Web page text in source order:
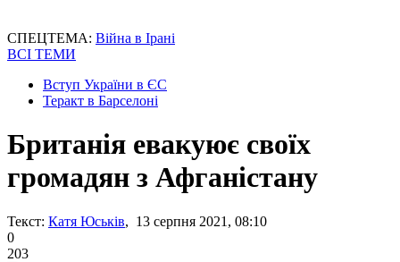
СПЕЦТЕМА: Війна в Ірані
ВСІ ТЕМИ
Вступ України в ЄС
Теракт в Барселоні
Британія евакуює своїх
громадян з Афганістану
Текст: Катя Юськів, 13 серпня 2021, 08:10
0
203